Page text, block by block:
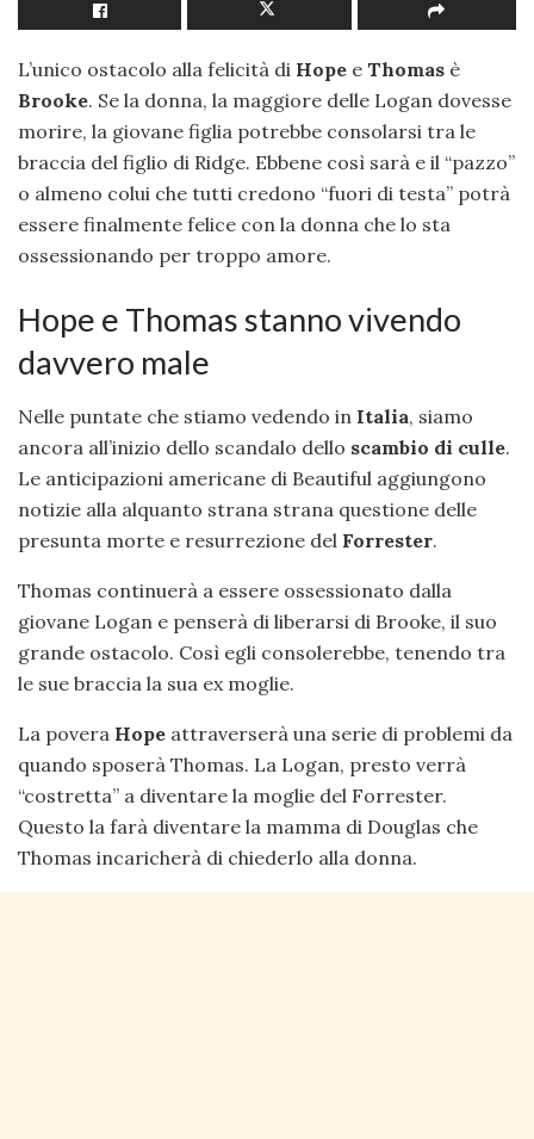
L’unico ostacolo alla felicità di Hope e Thomas è
Brooke. Se la donna, la maggiore delle Logan dovesse
morire, la giovane figlia potrebbe consolarsi tra le
braccia del figlio di Ridge. Ebbene così sarà e il “pazzo”
o almeno colui che tutti credono “fuori di testa” potrà
essere finalmente felice con la donna che lo sta
ossessionando per troppo amore.
Hope e Thomas stanno vivendo
davvero male
Nelle puntate che stiamo vedendo in Italia, siamo
ancora all’inizio dello scandalo dello scambio di culle.
Le anticipazioni americane di Beautiful aggiungono
notizie alla alquanto strana strana questione delle
presunta morte e resurrezione del Forrester.
Thomas continuerà a essere ossessionato dalla
giovane Logan e penserà di liberarsi di Brooke, il suo
grande ostacolo. Così egli consolerebbe, tenendo tra
le sue braccia la sua ex moglie.
La povera Hope attraverserà una serie di problemi da
quando sposerà Thomas. La Logan, presto verrà
“costretta” a diventare la moglie del Forrester.
Questo la farà diventare la mamma di Douglas che
Thomas incaricherà di chiederlo alla donna.